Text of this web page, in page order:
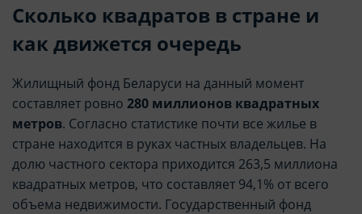
Сколько квадратов в стране и
как движется очередь
Жилищный фонд Беларуси на данный момент
составляет ровно 280 миллионов квадратных
метров. Согласно статистике почти все жилье в
стране находится в руках частных владельцев. На
долю частного сектора приходится 263,5 миллиона
квадратных метров, что составляет 94,1% от всего
объема недвижимости. Государственный фонд